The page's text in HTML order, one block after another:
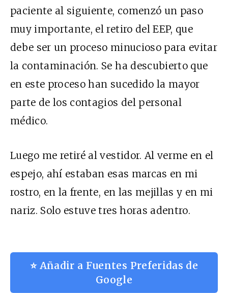
paciente al siguiente, comenzó un paso
muy importante, el retiro del EEP, que
debe ser un proceso minucioso para evitar
la contaminación. Se ha descubierto que
en este proceso han sucedido la mayor
parte de los contagios del personal
médico.
Luego me retiré al vestidor. Al verme en el
espejo, ahí estaban esas marcas en mi
rostro, en la frente, en las mejillas y en mi
nariz. Solo estuve tres horas adentro.
⭐ Añadir a Fuentes Preferidas de
Google